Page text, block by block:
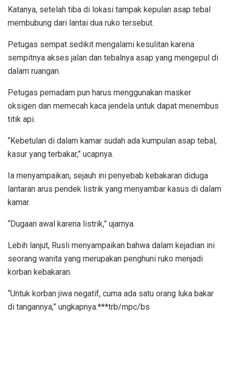
Katanya, setelah tiba di lokasi tampak kepulan asap tebal
membubung dari lantai dua ruko tersebut.
Petugas sempat sedikit mengalami kesulitan karena
sempitnya akses jalan dan tebalnya asap yang mengepul di
dalam ruangan.
Petugas pemadam pun harus menggunakan masker
oksigen dan memecah kaca jendela untuk dapat menembus
titik api.
“Kebetulan di dalam kamar sudah ada kumpulan asap tebal,
kasur yang terbakar,” ucapnya.
Ia menyampaikan, sejauh ini penyebab kebakaran diduga
lantaran arus pendek listrik yang menyambar kasus di dalam
kamar.
“Dugaan awal karena listrik,” ujarnya.
Lebih lanjut, Rusli menyampaikan bahwa dalam kejadian ini
seorang wanita yang merupakan penghuni ruko menjadi
korban kebakaran.
“Untuk korban jiwa negatif, cuma ada satu orang luka bakar
di tangannya,” ungkapnya.***trb/mpc/bs